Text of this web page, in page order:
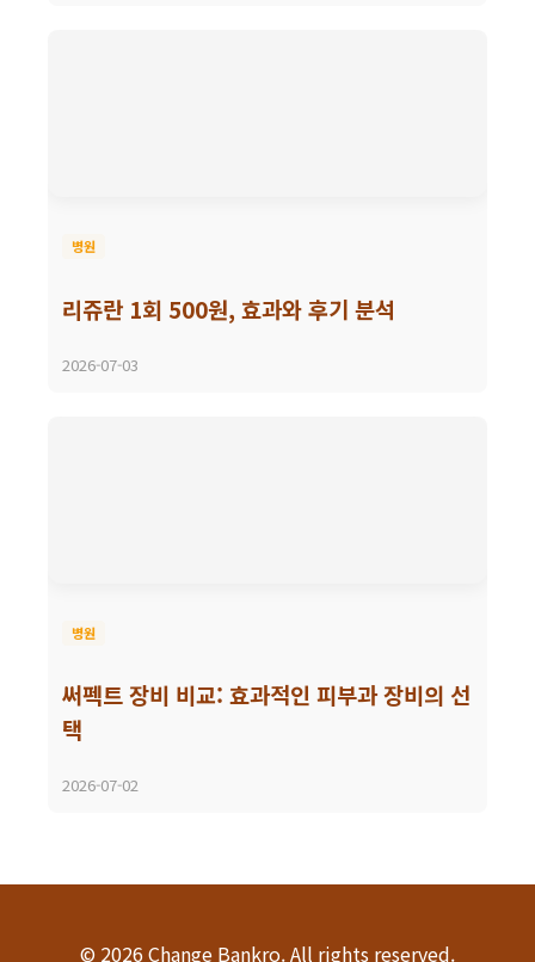
병원
리쥬란 1회 500원, 효과와 후기 분석
2026-07-03
병원
써펙트 장비 비교: 효과적인 피부과 장비의 선
택
2026-07-02
© 2026 Change Bankro. All rights reserved.